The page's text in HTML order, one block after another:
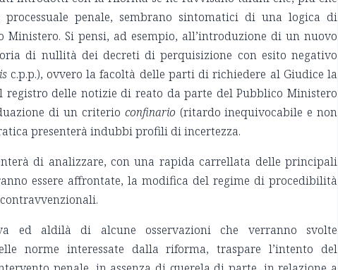
processuale penale, sembrano sintomatici di una logica di
Ministero. Si pensi, ad esempio, all’introduzione di un nuovo
di nullità dei decreti di perquisizione con esito negativo
c.p.p.), ovvero la facoltà delle parti di richiedere al Giudice la
delle notizie di reato da parte del Pubblico Ministero
di un criterio confinario (ritardo inequivocabile e non
presenterà indubbi profili di incertezza.
di analizzare, con una rapida carrellata delle principali
essere affrontate, la modifica del regime di procedibilità
ed aldilà di alcune osservazioni che verranno svolte
norme interessate dalla riforma, traspare l’intento del